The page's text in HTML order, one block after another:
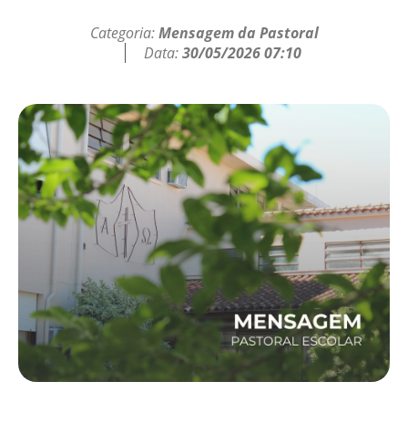
Categoria:Mensagem da Pastoral
Data:30/05/2026 07:10